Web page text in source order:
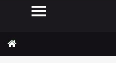
АБ «Диамантбанк»